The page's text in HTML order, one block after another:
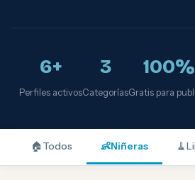
6+
Perfiles activos
3
Categorías
100%
Gratis para
🏠 Todos 👶Niñeras 🧹